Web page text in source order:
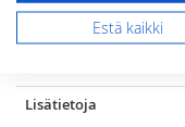
Lisätietoja
Estä kaikki